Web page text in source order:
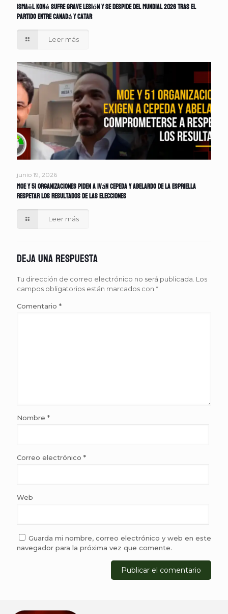
Ismaël Koné sufre grave lesión y se despide del Mundial 2026 tras el
partido entre Canadá y Catar
Leer más
junio 19, 2026
MOE y 51 organizaciones piden a Iván Cepeda y Abelardo de la Espriella
respetar los resultados de las elecciones
Leer más
Deja una respuesta
Tu dirección de correo electrónico no será publicada. Los
campos obligatorios están marcados con *
Comentario *
Nombre *
Correo electrónico *
Web
Guarda mi nombre, correo electrónico y web en este
navegador para la próxima vez que comente.